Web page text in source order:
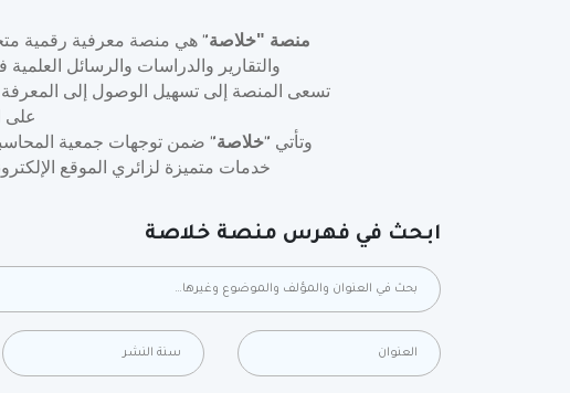
منصة "خلاصة" هي منصة معرفية رقمية
والتقارير والدراسات والرسائل
تسعى المنصة إلى تسهيل الوصول إلى
على
وتأتي "خلاصة" ضمن توجهات جمعية
خدمات متميزة لزائري الموقع
ابحث في فهرس منصة خلاصة
بحث في كل الحقول